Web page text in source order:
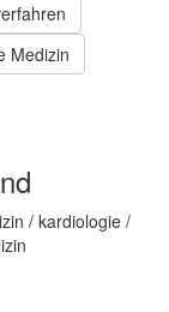
Medizin
/ kardiologie /